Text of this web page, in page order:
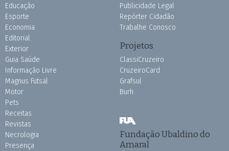
Educação
Esporte
Economia
Editorial
Exterior
Guia Saúde
Informação Livre
Magnus Futsal
Motor
Pets
Receitas
Revistas
Necrologia
Presença
Publicidade Legal
Repórter Cidadão
Trabalhe Conosco
Projetos
ClassiCruzeiro
CruzeiroCard
Grafsul
Burh
Fundação Ubaldino do
Amaral